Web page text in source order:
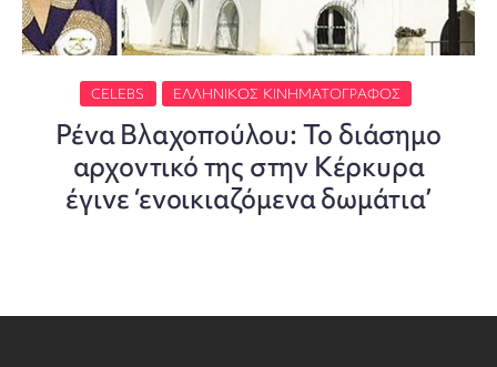
CELEBS ΕΛΛΗΝΙΚΌΣ ΚΙΝΗΜΑΤΟΓΡΆΦΟΣ
Ρένα Βλαχοπούλου: Το διάσημο
αρχοντικό της στην Κέρκυρα
έγινε ‘ενοικιαζόμενα δωμάτια’